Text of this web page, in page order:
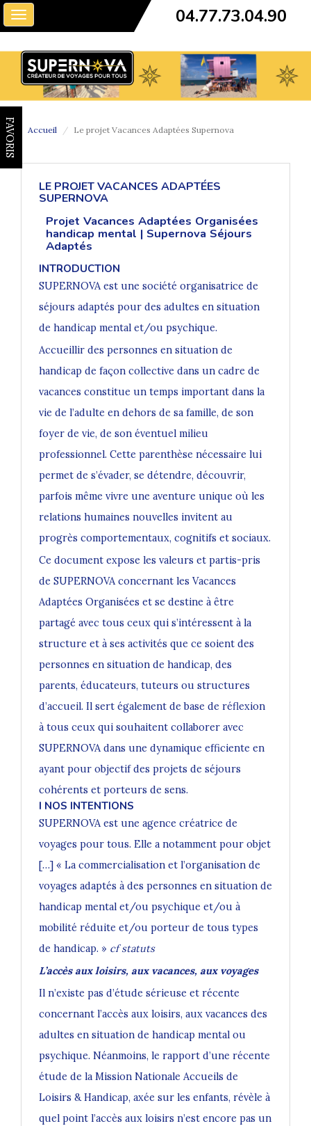
Toggle
navigation
04.77.73.04.90
FAVORIS Accueil Le projet Vacances Adaptées Supernova
LE PROJET VACANCES ADAPTÉES
SUPERNOVA
Projet Vacances Adaptées Organisées
handicap mental | Supernova Séjours
Adaptés
INTRODUCTION
SUPERNOVA est une société organisatrice de
séjours adaptés pour des adultes en situation
de handicap mental et/ou psychique.
Accueillir des personnes en situation de
handicap de façon collective dans un cadre de
vacances constitue un temps important dans la
vie de l’adulte en dehors de sa famille, de son
foyer de vie, de son éventuel milieu
professionnel. Cette parenthèse nécessaire lui
permet de s’évader, se détendre, découvrir,
parfois même vivre une aventure unique où les
relations humaines nouvelles invitent au
progrès comportementaux, cognitifs et sociaux.
Ce document expose les valeurs et partis-pris
de SUPERNOVA concernant les Vacances
Adaptées Organisées et se destine à être
partagé avec tous ceux qui s’intéressent à la
structure et à ses activités que ce soient des
personnes en situation de handicap, des
parents, éducateurs, tuteurs ou structures
d’accueil. Il sert également de base de réflexion
à tous ceux qui souhaitent collaborer avec
SUPERNOVA dans une dynamique efficiente en
ayant pour objectif des projets de séjours
cohérents et porteurs de sens.
I NOS INTENTIONS
SUPERNOVA est une agence créatrice de
voyages pour tous. Elle a notamment pour objet
[…] « La commercialisation et l’organisation de
voyages adaptés à des personnes en situation de
handicap mental et/ou psychique et/ou à
mobilité réduite et/ou porteur de tous types
de handicap. » cf statuts
L’accès aux loisirs, aux vacances, aux voyages
Il n’existe pas d’étude sérieuse et récente
concernant l’accès aux loisirs, aux vacances des
adultes en situation de handicap mental ou
psychique. Néanmoins, le rapport d’une récente
étude de la Mission Nationale Accueils de
Loisirs & Handicap, axée sur les enfants, révèle à
quel point l’accès aux loisirs n’est encore pas un